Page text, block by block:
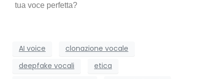
tua voce perfetta?
AI voice
clonazione vocale
deepfake vocali
etica